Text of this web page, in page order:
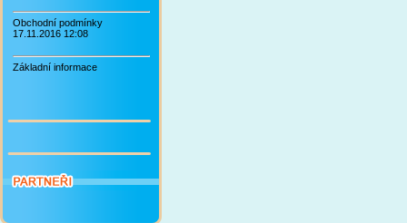
Obchodní podmínky
17.11.2016 12:08
Základní informace